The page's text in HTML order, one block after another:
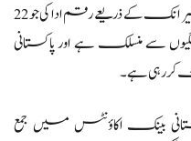
افراد کو امریکی کمپنی ایم/ایس پائینیر انک کے ذریعے رقم ادا کی جو 22
منسلک ہے اور پاکستانی
بینک اکاؤنٹس میں جمع